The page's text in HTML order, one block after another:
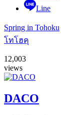
Line
Spring in Tohoku
โทโฮคุ
12,003
views
DACO